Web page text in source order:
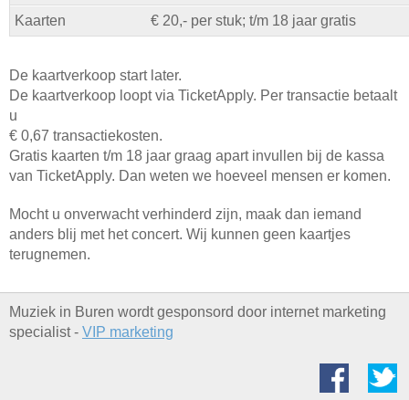
Kaarten
€ 20,- per stuk; t/m 18 jaar gratis
De kaartverkoop start later.
De kaartverkoop loopt via TicketApply. Per transactie betaalt
u
€ 0,67 transactiekosten.
Gratis kaarten t/m 18 jaar graag apart invullen bij de kassa
van TicketApply. Dan weten we hoeveel mensen er komen.
Mocht u onverwacht verhinderd zijn, maak dan iemand
anders blij met het concert. Wij kunnen geen kaartjes
terugnemen.
Muziek in Buren wordt gesponsord door internet marketing
specialist - VIP marketing